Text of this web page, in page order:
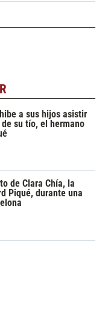
a sus hijos asistir
su tío, el hermano
de Clara Chía, la
Piqué, durante una